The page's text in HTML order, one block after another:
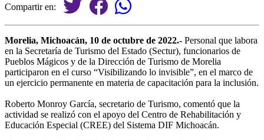
Compartir en:
Morelia, Michoacán, 10 de octubre de 2022.- Personal que labora
en la Secretaría de Turismo del Estado (Sectur), funcionarios de
Pueblos Mágicos y de la Dirección de Turismo de Morelia
participaron en el curso “Visibilizando lo invisible”, en el marco de
un ejercicio permanente en materia de capacitación para la inclusión.
Roberto Monroy García, secretario de Turismo, comentó que la
actividad se realizó con el apoyo del Centro de Rehabilitación y
Educación Especial (CREE) del Sistema DIF Michoacán.